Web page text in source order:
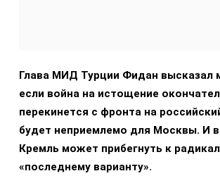
Глава МИД Турции Фидан высказал
если война на истощение
перекинется с фронта на
будет неприемлемо для Москвы. И
Кремль может прибегнуть к
«последнему варианту».